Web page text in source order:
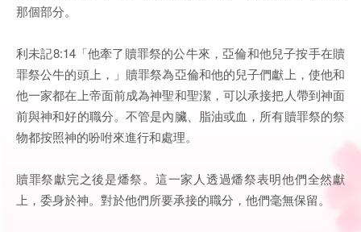
那個部分。
利未記8:14「他牽了贖罪祭的公牛來，亞倫和他兒子按手在贖
罪祭公牛的頭上，」贖罪祭為亞倫和他的兒子們獻上，使他和
他一家都在上帝面前成為神聖和聖潔，可以承接把人帶到神面
前與神和好的職分。不管是內臟、脂油或血，所有贖罪祭的祭
物都按照神的吩咐來進行和處理。
贖罪祭獻完之後是燔祭。這一家人透過燔祭表明他們全然獻
上，委身於神。對於他們所要承接的職分，他們毫無保留。